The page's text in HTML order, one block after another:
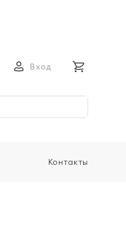
Вход
Контакты